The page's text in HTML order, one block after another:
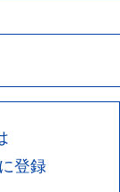
登録